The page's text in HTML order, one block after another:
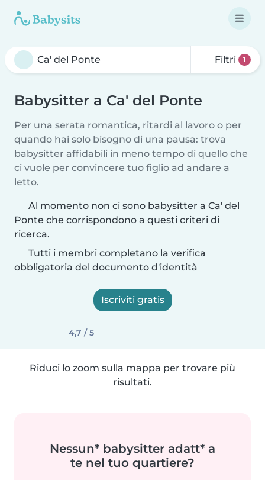
Filtri 1
Babysitter a Ca' del Ponte
Per una serata romantica, ritardi al lavoro o per
quando hai solo bisogno di una pausa: trova
babysitter affidabili in meno tempo di quello che
ci vuole per convincere tuo figlio ad andare a
letto.
Al momento non ci sono babysitter a Ca' del
Ponte che corrispondono a questi criteri di
ricerca.
Tutti i membri completano la verifica
obbligatoria del documento d'identità
Iscriviti gratis
4,7 / 5
Riduci lo zoom sulla mappa per trovare più
risultati.
Nessun* babysitter adatt* a
te nel tuo quartiere?